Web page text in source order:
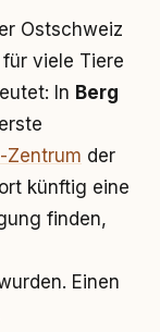
Ostschweiz
viele Tiere
In Berg
Zentrum der
künftig eine
finden,
Einen